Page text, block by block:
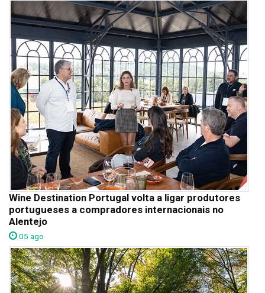
Wine Destination Portugal volta a ligar produtores
portugueses a compradores internacionais no
Alentejo
05 ago